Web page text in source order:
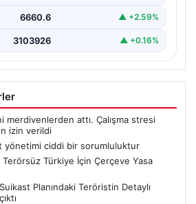
6660.6 ▲ +2.59%
3103926 ▲ +0.16%
merdivenlerden attı. Çalışma stresi
izin verildi
yönetimi ciddi bir sorumluluktur
Terörsüz Türkiye İçin Çerçeve Yasa
Planındaki Teröristin Detaylı